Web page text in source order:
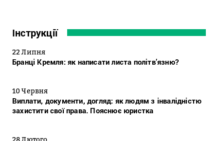
Інструкції
22 Липня
Бранці Кремля: як написати листа політв’язню?
10 Червня
Виплати, документи, догляд: як людям з інвалідністю
захистити свої права. Пояснює юристка